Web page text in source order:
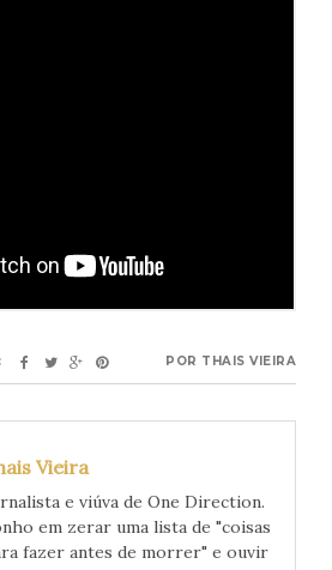
POR THAIS VIEIRA
Vieira
e viúva de One Direction.
em zerar uma lista de "coisas
fazer antes de morrer" e ouvir